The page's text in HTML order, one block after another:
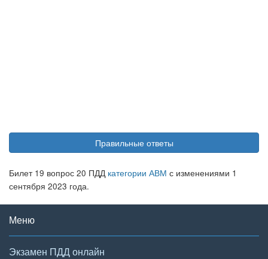
Правильные ответы
Билет 19 вопрос 20 ПДД категории АВМ с изменениями 1
сентября 2023 года.
Меню
Экзамен ПДД онлайн